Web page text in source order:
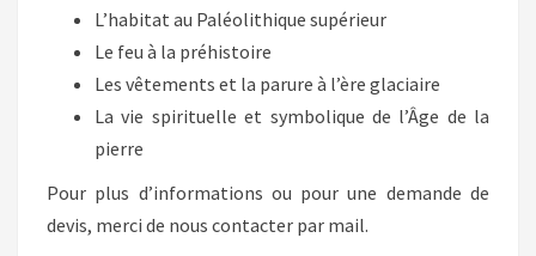
L’habitat au Paléolithique supérieur
Le feu à la préhistoire
Les vêtements et la parure à l’ère glaciaire
La vie spirituelle et symbolique de l’Âge de la
pierre
Pour plus d’informations ou pour une demande de
devis, merci de nous contacter par mail.